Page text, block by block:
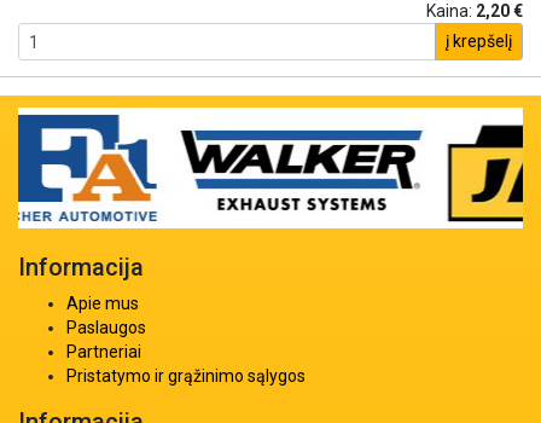
Kaina: 2,20 €
į krepšelį
Informacija
Apie mus
Paslaugos
Partneriai
Pristatymo ir grąžinimo sąlygos